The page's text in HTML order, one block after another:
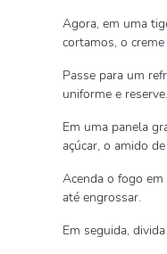
Agora, em uma
cortamos, o
Passe para um
uniforme e reserve.
Em uma panela
açúcar, o amido
Acenda o fogo
até engrossar.
Em seguida,